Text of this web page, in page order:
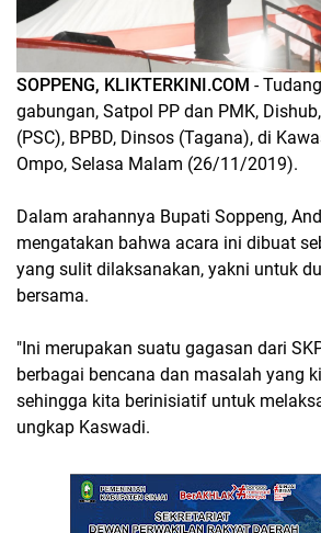
SOPPENG, KLIKTERKINI.COM -
gabungan, Satpol PP dan PMK,
(PSC), BPBD, Dinsos (Tagana), di
Ompo, Selasa Malam (26/11/2019).
Dalam arahannya Bupati Soppeng,
mengatakan bahwa acara ini dibuat
yang sulit dilaksanakan, yakni untuk
bersama.
"Ini merupakan suatu gagasan dari
berbagai bencana dan masalah yang
sehingga kita berinisiatif untuk
ungkap Kaswadi.